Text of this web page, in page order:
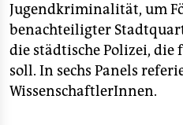
Jugendkriminalität, um
benachteiligter
die städtische Polizei, die
soll. In sechs Panels
WissenschaftlerInnen.